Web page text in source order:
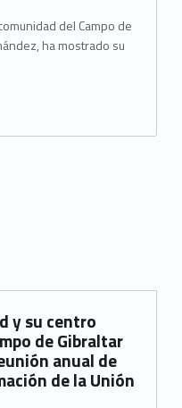
del Campo de
ha mostrado su
y su centro
de Gibraltar
anual de
de la Unión